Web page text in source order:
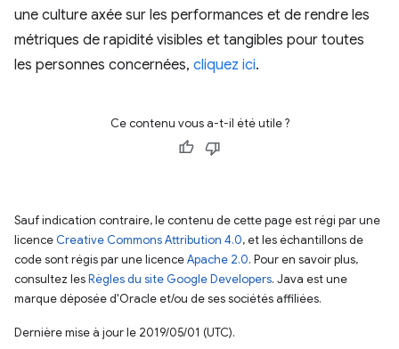
une culture axée sur les performances et de rendre les
métriques de rapidité visibles et tangibles pour toutes
les personnes concernées, cliquez ici.
Ce contenu vous a-t-il été utile ?
Sauf indication contraire, le contenu de cette page est régi par une
licence Creative Commons Attribution 4.0, et les échantillons de
code sont régis par une licenceApache 2.0. Pour en savoir plus,
consultez lesRègles du site Google Developers. Java est une
marque déposée d'Oracle et/ou de ses sociétés affiliées.
Dernière mise à jour le 2019/05/01 (UTC).